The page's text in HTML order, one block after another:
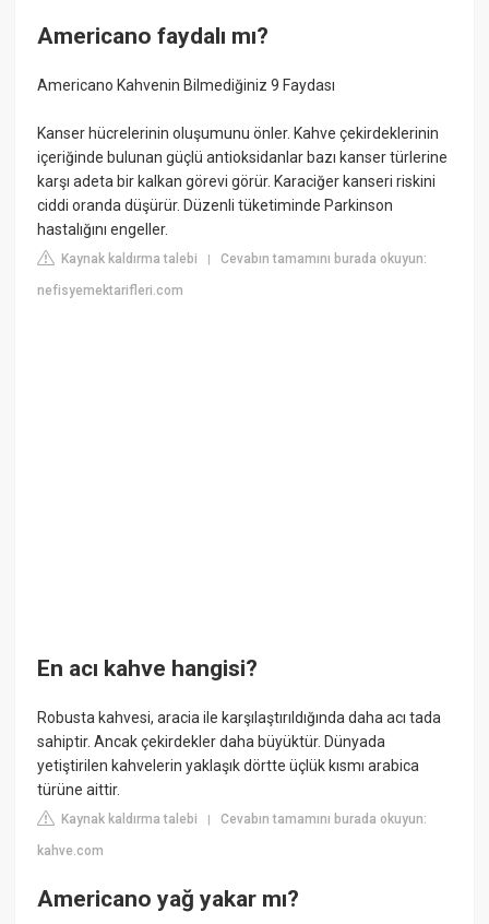
Americano faydalı mı?
Americano Kahvenin Bilmediğiniz 9 Faydası
Kanser hücrelerinin oluşumunu önler. Kahve çekirdeklerinin
içeriğinde bulunan güçlü antioksidanlar bazı kanser türlerine
karşı adeta bir kalkan görevi görür. Karaciğer kanseri riskini
ciddi oranda düşürür. Düzenli tüketiminde Parkinson
hastalığını engeller.
Kaynak kaldırma talebi |Cevabın tamamını burada okuyun:
nefisyemektarifleri.com
En acı kahve hangisi?
Robusta kahvesi, aracia ile karşılaştırıldığında daha acı tada
sahiptir. Ancak çekirdekler daha büyüktür. Dünyada
yetiştirilen kahvelerin yaklaşık dörtte üçlük kısmı arabica
türüne aittir.
Kaynak kaldırma talebi |Cevabın tamamını burada okuyun:
kahve.com
Americano yağ yakar mı?